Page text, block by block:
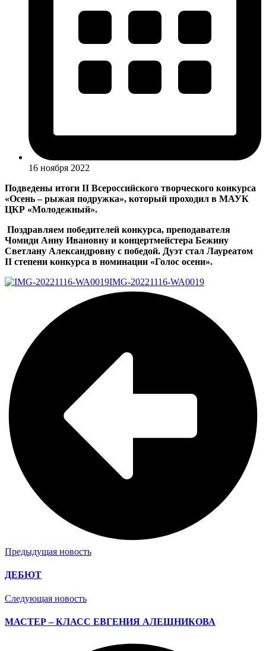
16 ноября 2022
Подведены итоги II Всероссийского творческого конкурса
«Осень – рыжая подружка», который проходил в МАУК
ЦКР «Молодежный».
Поздравляем победителей конкурса, преподавателя
Чомиди Анну Ивановну и концертмейстера Бежину
Светлану Александровну с победой. Дуэт стал Лауреатом
II степени конкурса в номинации «Голос осени».
IMG-20221116-WA0019
Предыдущая новость
ДЕБЮТ
Следующая новость
МАСТЕР – КЛАСС ЕВГЕНИЯ АЛЕШНИКОВА